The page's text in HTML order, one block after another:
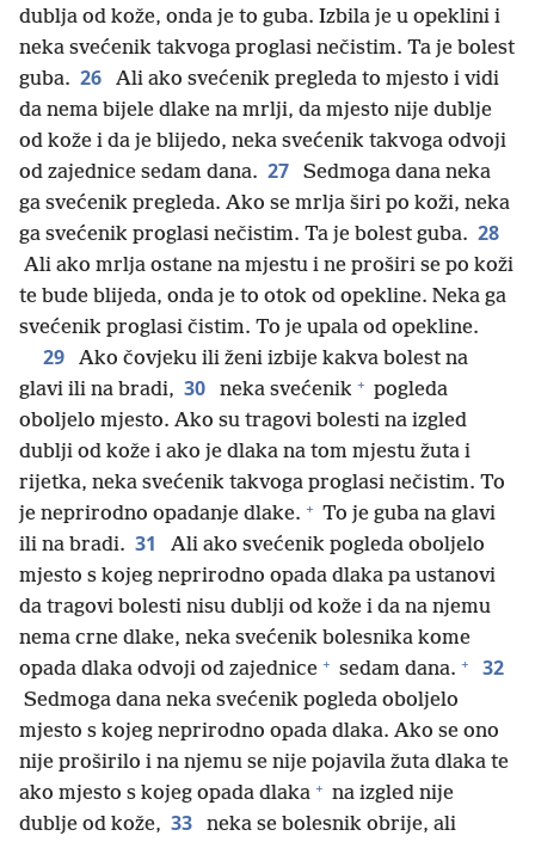
dublja od kože, onda je to guba. Izbila je u opeklini i
neka svećenik takvoga proglasi nečistim. Ta je bolest
guba. 26
Ali ako svećenik pregleda to mjesto i vidi
da nema bijele dlake na mrlji, da mjesto nije dublje
od kože i da je blijedo, neka svećenik takvoga odvoji
od zajednice sedam dana. 27
Sedmoga dana neka
ga svećenik pregleda. Ako se mrlja širi po koži, neka
ga svećenik proglasi nečistim. Ta je bolest guba. 28
Ali ako mrlja ostane na mjestu i ne proširi se po koži
te bude blijeda, onda je to otok od opekline. Neka ga
svećenik proglasi čistim. To je upala od opekline.
29
Ako čovjeku ili ženi izbije kakva bolest na
glavi ili na bradi, 30 neka svećenik + pogleda
oboljelo mjesto. Ako su tragovi bolesti na izgled
dublji od kože i ako je dlaka na tom mjestu žuta i
rijetka, neka svećenik takvoga proglasi nečistim. To
je neprirodno opadanje dlake. + To je guba na glavi
ili na bradi. 31
Ali ako svećenik pogleda oboljelo
mjesto s kojeg neprirodno opada dlaka pa ustanovi
da tragovi bolesti nisu dublji od kože i da na njemu
nema crne dlake, neka svećenik bolesnika kome
opada dlaka odvoji od zajednice + sedam dana. + 32
Sedmoga dana neka svećenik pogleda oboljelo
mjesto s kojeg neprirodno opada dlaka. Ako se ono
nije proširilo i na njemu se nije pojavila žuta dlaka te
ako mjesto s kojeg opada dlaka + na izgled nije
dublje od kože, 33
neka se bolesnik obrije, ali